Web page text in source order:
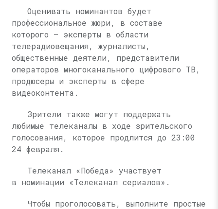
Оценивать номинантов будет
профессиональное жюри, в составе
которого — эксперты в области
телерадиовещания, журналисты,
общественные деятели, представители
операторов многоканального цифрового ТВ,
продюсеры и эксперты в сфере
видеоконтента.
Зрители также могут поддержать
любимые телеканалы в ходе зрительского
голосования, которое продлится до 23:00
24 февраля.
Телеканал «Победа» участвует
в номинации «Телеканал сериалов».
Чтобы проголосовать, выполните простые